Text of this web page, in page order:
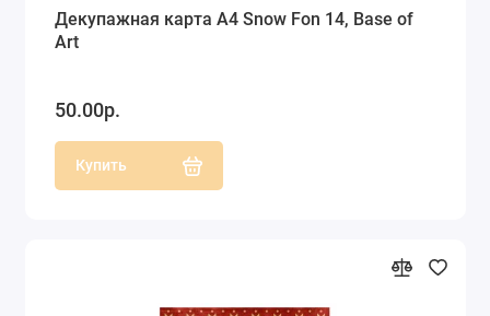
Декупажная карта А4 Snow Fon 14, Base of
Art
50.00р.
Купить